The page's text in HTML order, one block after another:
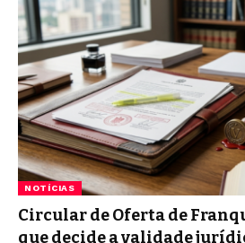
NOTÍCIAS
Circular de Oferta de
que decide a validade